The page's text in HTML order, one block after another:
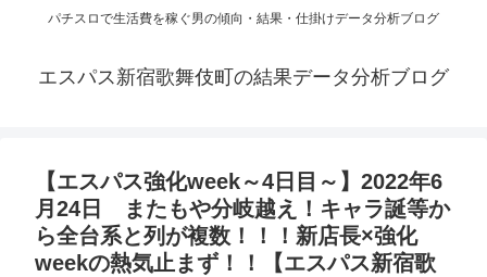
パチスロで生活費を稼ぐ男の傾向・結果・仕掛けデータ分析ブログ
エスパス新宿歌舞伎町の結果データ分析ブログ
【エスパス強化week～4日目～】2022年6
月24日 またもや分岐越え！キャラ誕等か
ら全台系と列が複数！！！新店長×強化
weekの熱気止まず！！【エスパス新宿歌